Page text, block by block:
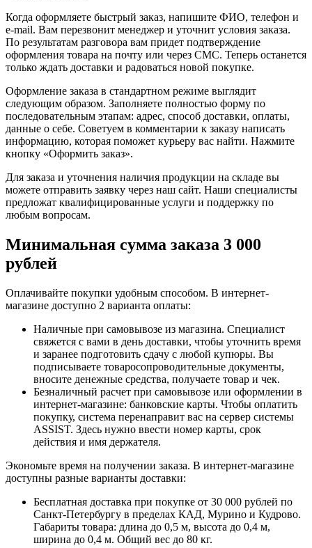
Когда оформляете быстрый заказ, напишите ФИО, телефон и
e-mail. Вам перезвонит менеджер и уточнит условия заказа.
По результатам разговора вам придет подтверждение
оформления товара на почту или через СМС. Теперь останется
только ждать доставки и радоваться новой покупке.
Оформление заказа в стандартном режиме выглядит
следующим образом. Заполняете полностью форму по
последовательным этапам: адрес, способ доставки, оплаты,
данные о себе. Советуем в комментарии к заказу написать
информацию, которая поможет курьеру вас найти. Нажмите
кнопку «Оформить заказ».
Для заказа и уточнения наличия продукции на складе вы
можете отправить заявку через наш сайт. Наши специалисты
предложат квалифицированные услуги и поддержку по
любым вопросам.
Минимальная сумма заказа 3 000
рублей
Оплачивайте покупки удобным способом. В интернет-
магазине доступно 2 варианта оплаты:
Наличные при самовывозе из магазина. Специалист
свяжется с вами в день доставки, чтобы уточнить время
и заранее подготовить сдачу с любой купюры. Вы
подписываете товаросопроводительные документы,
вносите денежные средства, получаете товар и чек.
Безналичный расчет при самовывозе или оформлении в
интернет-магазине: банковские карты. Чтобы оплатить
покупку, система перенаправит вас на сервер системы
ASSIST. Здесь нужно ввести номер карты, срок
действия и имя держателя.
Экономьте время на получении заказа. В интернет-магазине
доступны разные варианты доставки:
Бесплатная доставка при покупке от 30 000 рублей по
Санкт-Петербургу в пределах КАД, Мурино и Кудрово.
Габариты товара: длина до 0,5 м, высота до 0,4 м,
ширина до 0,4 м. Общий вес до 80 кг.